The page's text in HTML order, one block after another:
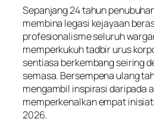
Sepanjang 24 tahun
membina legasi kejayaan
profesionalisme seluruh
memperkukuh tadbir urus
sentiasa berkembang seiring
semasa. Bersempena ulang
mengambil inspirasi daripada
memperkenalkan empat
2026.